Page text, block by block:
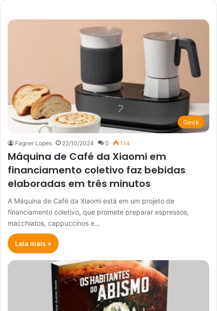
Geek
Fagner Lopes 22/10/2024 0 114
Máquina de Café da Xiaomi em
financiamento coletivo faz bebidas
elaboradas em três minutos
A Máquina de Café da Xiaomi está em um projeto de
financiamento coletivo, que promete preparar espressos,
macchiatos, cappuccinos e…
Leia mais »